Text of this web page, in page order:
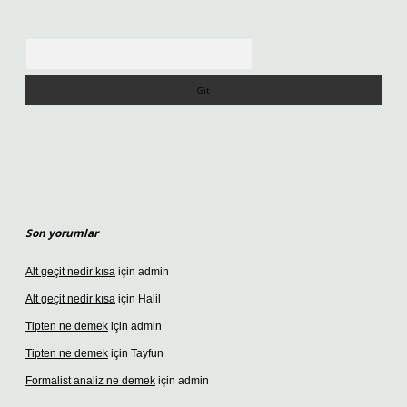
Son yorumlar
Alt geçit nedir kısa için admin
Alt geçit nedir kısa için Halil
Tipten ne demek için admin
Tipten ne demek için Tayfun
Formalist analiz ne demek için admin